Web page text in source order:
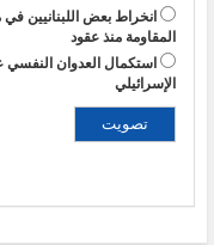
انخراط بعض اللبنانيين
المقاومة منذ عقود
استكمال العدوان النفسي
الإسرائيلي